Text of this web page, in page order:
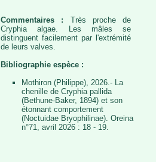
Commentaires : Très proche de
Cryphia algae. Les mâles se
distinguent facilement par l'extrémité
de leurs valves.
Bibliographie espèce :
Mothiron (Philippe), 2026.- La
chenille de Cryphia pallida
(Bethune-Baker, 1894) et son
étonnant comportement
(Noctuidae Bryophilinae). Oreina
n°71, avril 2026 : 18 - 19.